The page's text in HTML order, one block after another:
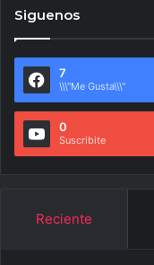
Siguenos
7
\\\"Me Gusta\\\"
0
Suscribite
Reciente